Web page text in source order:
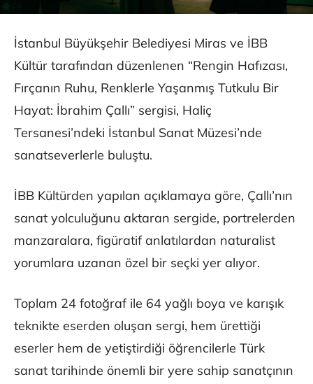
İstanbul Büyükşehir Belediyesi Miras ve İBB
Kültür tarafından düzenlenen “Rengin Hafızası,
Fırçanın Ruhu, Renklerle Yaşanmış Tutkulu Bir
Hayat: İbrahim Çallı” sergisi, Haliç
Tersanesi’ndeki İstanbul Sanat Müzesi’nde
sanatseverlerle buluştu.
İBB Kültürden yapılan açıklamaya göre, Çallı’nın
sanat yolculuğunu aktaran sergide, portrelerden
manzaralara, figüratif anlatılardan naturalist
yorumlara uzanan özel bir seçki yer alıyor.
Toplam 24 fotoğraf ile 64 yağlı boya ve karışık
teknikte eserden oluşan sergi, hem ürettiği
eserler hem de yetiştirdiği öğrencilerle Türk
sanat tarihinde önemli bir yere sahip sanatçının